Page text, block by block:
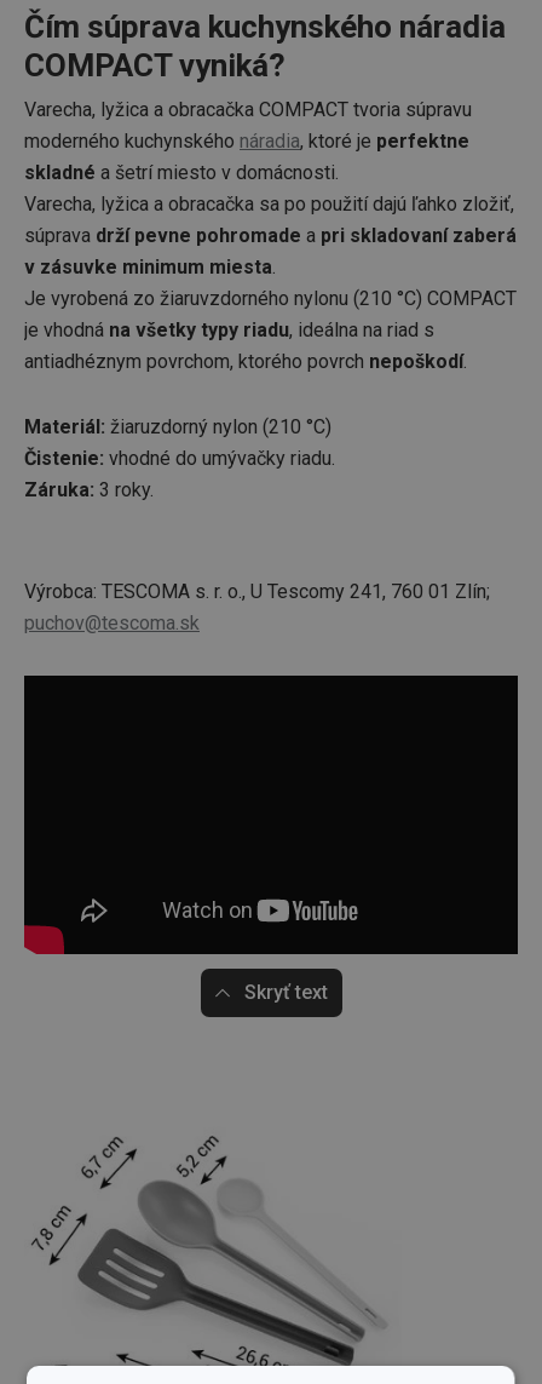
Čím súprava kuchynského náradia
COMPACT vyniká?
Varecha, lyžica a obracačka COMPACT tvoria súpravu
moderného kuchynského náradia, ktoré je perfektne
skladné a šetrí miesto v domácnosti.
Varecha, lyžica a obracačka sa po použití dajú ľahko zložiť,
súprava drží pevne pohromade a pri skladovaní zaberá
v zásuvke minimum miesta.
Je vyrobená zo žiaruvzdorného nylonu (210 °C) COMPACT
je vhodná na všetky typy riadu, ideálna na riad s
antiadhéznym povrchom, ktorého povrch nepoškodí.
Materiál: žiaruzdorný nylon (210 °C)
Čistenie: vhodné do umývačky riadu.
Záruka: 3 roky.
Výrobca: TESCOMA s. r. o., U Tescomy 241, 760 01 Zlín;
puchov@tescoma.sk
Skryť text